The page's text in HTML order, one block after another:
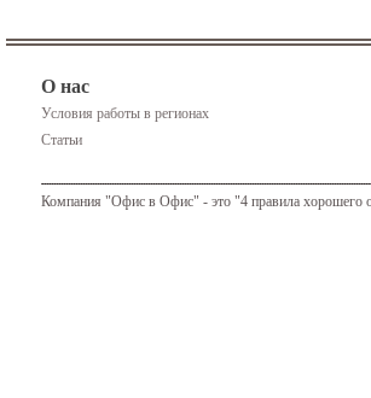
О нас
Условия работы в регионах
Статьи
Компания "Офис в Офис" - это "4 правила хорошего